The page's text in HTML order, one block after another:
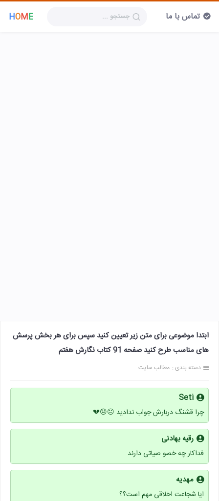
HOME تماس با ما
ابتدا موضوعی برای متن زیر تعیین کنید سپس برای هر بخش پرسش
های مناسب طرح کنید صفحه 91 کتاب نگارش هفتم
دسته بندی : مطالب سایت
Seti
چرا قشنگ دربارش جواب ندادید 😐😞💔
رقیه بهادنی
فداکار چه خصو صیاتی دارند
مهدیه
ایا شجاعت اخلاقی مهم است؟؟